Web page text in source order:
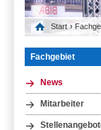
Start ›
Fachgebiet
News
Mitarbeiter